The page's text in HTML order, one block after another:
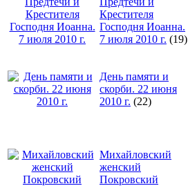
Крестителя
Господня Иоанна.
7 июля 2010 г. (19)
День памяти и
скорби. 22 июня
2010 г. (22)
Михайловский
женский
Покровский